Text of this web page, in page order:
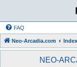
FAQ
Neo-Arcadia.com
NEO-